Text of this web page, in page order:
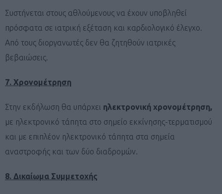
Συστήνεται στους αθλούμενους να έχουν υποβληθεί
πρόσφατα σε ιατρική εξέταση και καρδιολογικό έλεγχο.
Από τους διοργανωτές δεν θα ζητηθούν ιατρικές
βεβαιώσεις.
7. Χρονομέτρηση
Στην εκδήλωση θα υπάρχει ηλεκτρονική χρονομέτρηση,
με ηλεκτρονικό τάπητα στο σημείο εκκίνησης-τερματισμού
και με επιπλέον ηλεκτρονικό τάπητα στα σημεία
αναστροφής και των δύο διαδρομών.
8. Δικαίωμα Συμμετοχής